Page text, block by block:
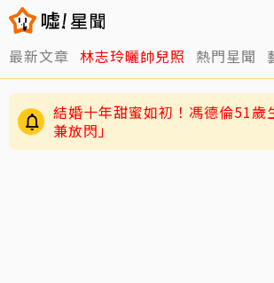
最新文章 林志玲曬帥兒照 熱門星聞
結婚十年甜蜜如初！馮德倫51歲
兼放閃」